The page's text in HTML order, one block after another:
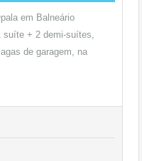
em Balneário
suíte + 2 demi-suítes,
de garagem, na